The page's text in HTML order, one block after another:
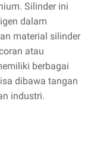
Silinder ini
dalam
material silinder
atau
berbagai
dibawa tangan
industri.